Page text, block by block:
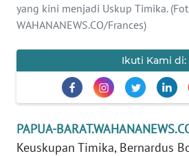
yang kini menjadi Uskup Timika.
WAHANANEWS.CO/Frances)
Ikuti Kami di:
PAPUA-
Keuskupan Timika, Bernardus
TENTANG
KAMI
MEDIA
REDAKSI